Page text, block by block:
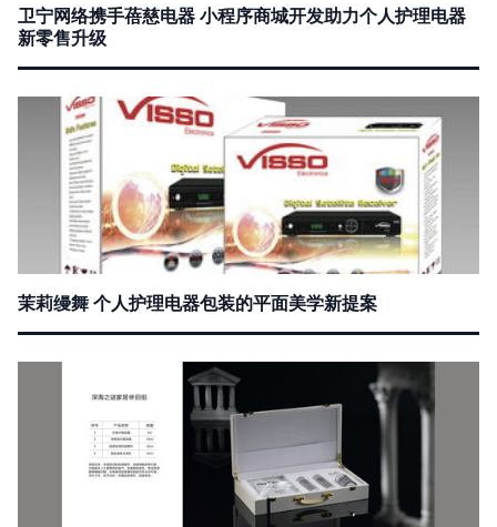
卫宁网络携手蓓慈电器 小程序商城开发助力个人护理电器
新零售升级
茉莉缦舞 个人护理电器包装的平面美学新提案